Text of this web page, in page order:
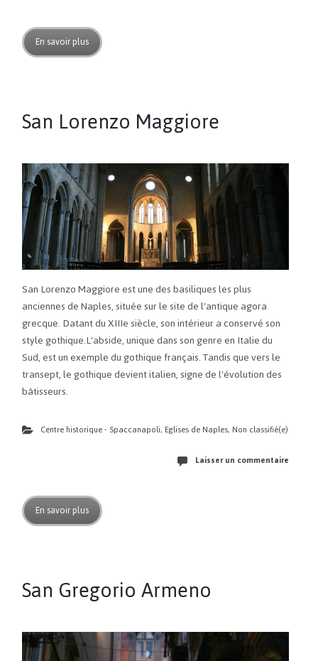
En savoir plus
San Lorenzo Maggiore
San Lorenzo Maggiore est une des basiliques les plus
anciennes de Naples, située sur le site de l'antique agora
grecque. Datant du XIIIe siècle, son intérieur a conservé son
style gothique.L'abside, unique dans son genre en Italie du
Sud, est un exemple du gothique français. Tandis que vers le
transept, le gothique devient italien, signe de l'évolution des
bâtisseurs.
Centre historique - Spaccanapoli, Eglises de Naples, Non classifié(e)
Laisser un commentaire
En savoir plus
San Gregorio Armeno